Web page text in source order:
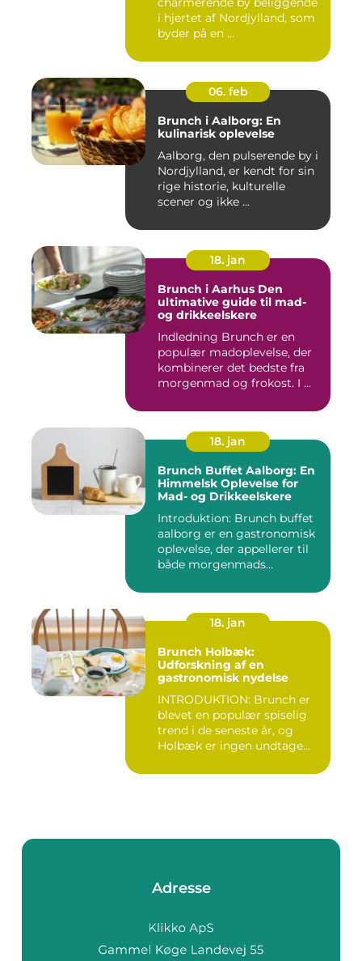
i hjertet af Nordjylland, som
byder på en ...
06. feb
Brunch i Aalborg: En
kulinarisk oplevelse
Aalborg, den pulserende by i
Nordjylland, er kendt for sin
rige historie, kulturelle
scener og ikke ...
18. jan
Brunch i Aarhus Den
ultimative guide til mad-
og drikkeelskere
Indledning Brunch er en
populær madoplevelse, der
kombinerer det bedste fra
morgenmad og frokost. I ...
18. jan
Brunch Buffet Aalborg: En
Himmelsk Oplevelse for
Mad- og Drikkeelskere
Introduktion: Brunch buffet
aalborg er en gastronomisk
oplevelse, der appellerer til
både morgenmads...
18. jan
Brunch Holbæk:
Udforskning af en
gastronomisk nydelse
INTRODUKTION: Brunch er
blevet en populær spiselig
trend i de seneste år, og
Holbæk er ingen undtage...
Adresse